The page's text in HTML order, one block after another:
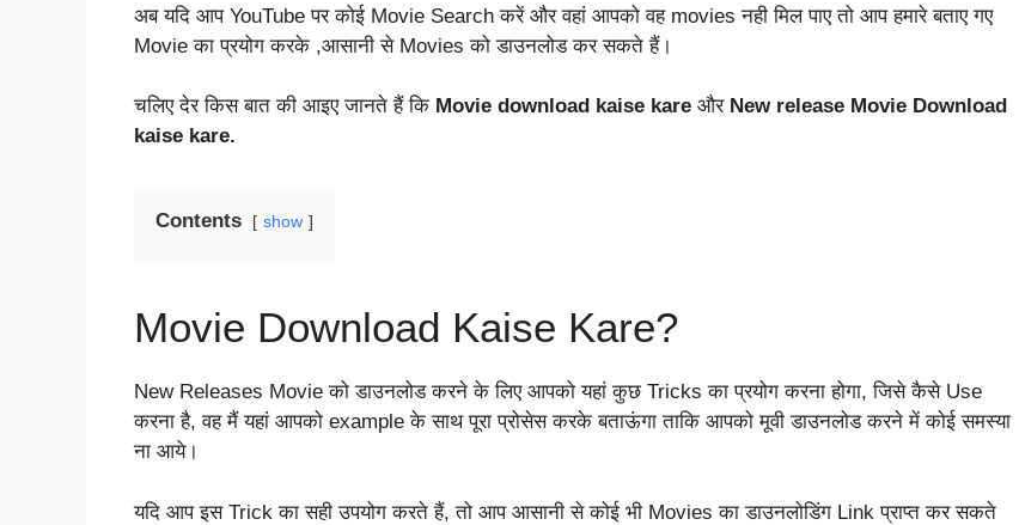
अब यदि आप YouTube पर कोई Movie Search करें और वहां आपको वह movies नही मिल पाए तो आप हमारे बताए गए
Movie का प्रयोग करके ,आसानी से Movies को डाउनलोड कर सकते हैं।
चलिए देर किस बात की आइए जानते हैं कि Movie download kaise kare और New release Movie Download
kaise kare.
Contents show
Movie Download Kaise Kare?
New Releases Movie को डाउनलोड करने के लिए आपको यहां कुछ Tricks का प्रयोग करना होगा, जिसे कैसे Use
करना है, वह मैं यहां आपको example के साथ पूरा प्रोसेस करके बताऊंगा ताकि आपको मूवी डाउनलोड करने में कोई समस्या
ना आये।
यदि आप इस Trick का सही उपयोग करते हैं, तो आप आसानी से कोई भी Movies का डाउनलोडिंग Link प्राप्त कर सकते